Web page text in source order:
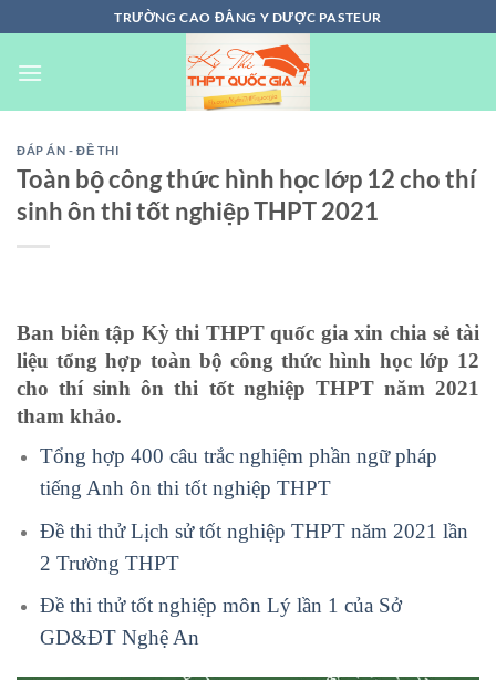
đến
nội
TRƯỜNG CAO ĐẲNG Y DƯỢC PASTEUR
ĐÁP ÁN - ĐỀ THI
Toàn bộ công thức hình học lớp 12 cho thí
sinh ôn thi tốt nghiệp THPT 2021
Ban biên tập Kỳ thi THPT quốc gia xin chia sẻ tài
liệu tổng hợp toàn bộ công thức hình học lớp 12
cho thí sinh ôn thi tốt nghiệp THPT năm 2021
tham khảo.
Tổng hợp 400 câu trắc nghiệm phần ngữ pháp
tiếng Anh ôn thi tốt nghiệp THPT
Đề thi thử Lịch sử tốt nghiệp THPT năm 2021 lần
2 Trường THPT
Đề thi thử tốt nghiệp môn Lý lần 1 của Sở
GD&ĐT Nghệ An